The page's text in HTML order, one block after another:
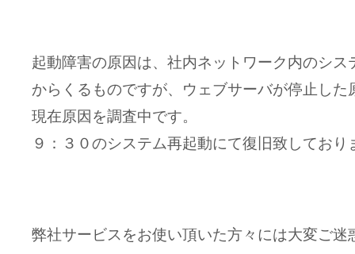
起動障害の原因は、社内ネットワーク内のシス
からくるものですが、ウェブサーバが停止した
現在原因を調査中です。
９：３０のシステム再起動にて復旧致しており
弊社サービスをお使い頂いた方々には大変ご迷